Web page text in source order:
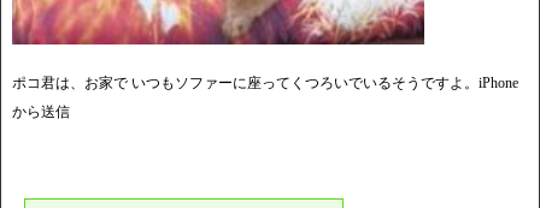
ポコ君は、お家で いつもソファーに座ってくつろいでいるそうですよ。iPhone
から送信